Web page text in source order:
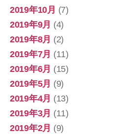
2019年10月 (7)
2019年9月 (4)
2019年8月 (2)
2019年7月 (11)
2019年6月 (15)
2019年5月 (9)
2019年4月 (13)
2019年3月 (11)
2019年2月 (9)